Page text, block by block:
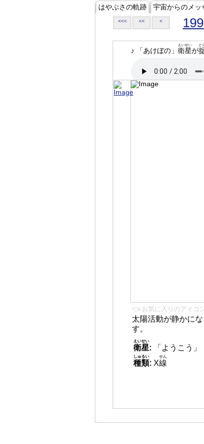
はやぶさの軌跡 宇宙からのメッ
<<< << <
♪ 「あけぼの」 衛星
えいせい
が
と
👈 お気に入りのアイコ
太陽活動が静かに
す。
衛星
えいせい
:
「ようこう」
種類
しゅるい
: X線
せん